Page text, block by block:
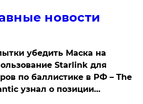
новости
убедить Маска на
Starlink для
по баллистике в РФ – The
узнал о позиции